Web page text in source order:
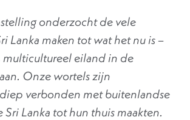
onderzocht de vele
Lanka maken tot wat het nu is –
multicultureel eiland in de
Onze wortels zijn
verbonden met buitenlandse
Lanka tot hun thuis maakten.